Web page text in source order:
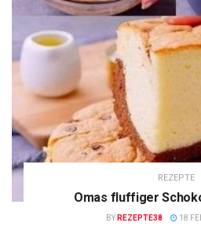
REZEPTE
Omas fluffiger
BY REZEPTE38 18